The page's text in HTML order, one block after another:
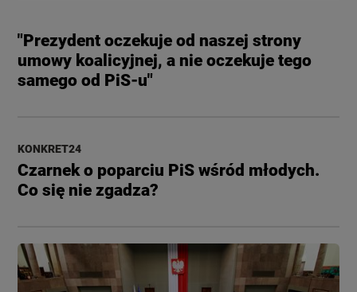
"Prezydent oczekuje od naszej strony
umowy koalicyjnej, a nie oczekuje tego
samego od PiS-u"
KONKRET24
Czarnek o poparciu PiS wśród młodych.
Co się nie zgadza?